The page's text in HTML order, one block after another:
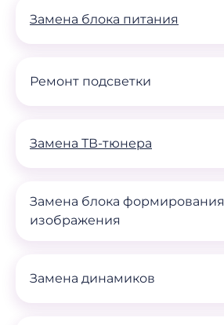
Замена блока питания
Ремонт подсветки
Замена ТВ-тюнера
Замена блока формирования
изображения
Замена динамиков